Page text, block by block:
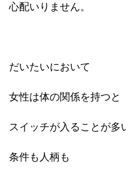
心配いりません。
だいたいにおいて
女性は体の関係を持つと
スイッチが入ることが多
条件も人柄も